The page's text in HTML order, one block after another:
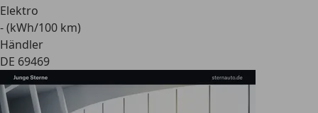
Elektro
- (kWh/100 km)
Händler
DE 69469